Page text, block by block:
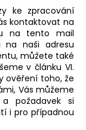
ke zpracování
kontaktovat na
na tento mail
na naši adresu
můžete také
v článku VI.
ověření toho, že
Vás můžeme
požadavek si
i pro případnou